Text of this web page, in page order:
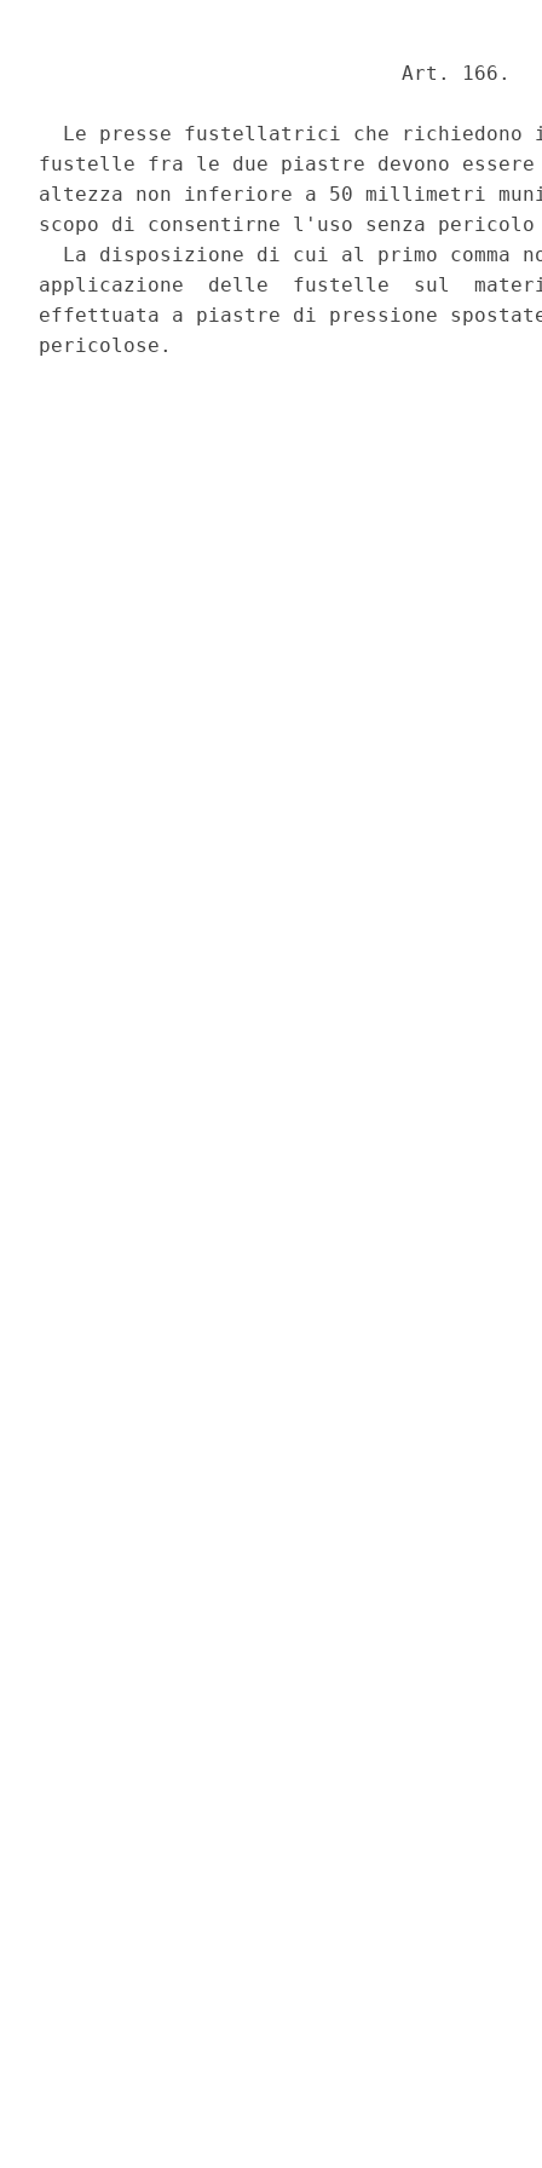
                              Art. 166.
Le presse fustellatrici che richiedono
fustelle fra le due piastre devono
altezza non inferiore a 50 millimetri
scopo di consentirne l'uso senza
La disposizione di cui al primo comma
applicazione  delle  fustelle  sul
effettuata a piastre di pressione